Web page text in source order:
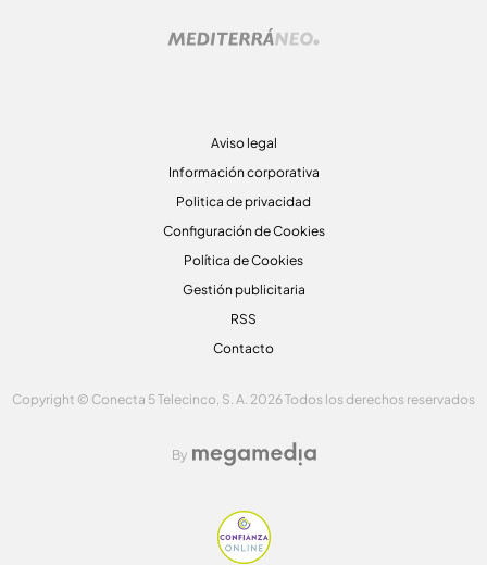
Aviso legal
Información corporativa
Politica de privacidad
Configuración de Cookies
Política de Cookies
Gestión publicitaria
RSS
Contacto
Copyright © Conecta 5 Telecinco, S. A. 2026 Todos los derechos reservados
By